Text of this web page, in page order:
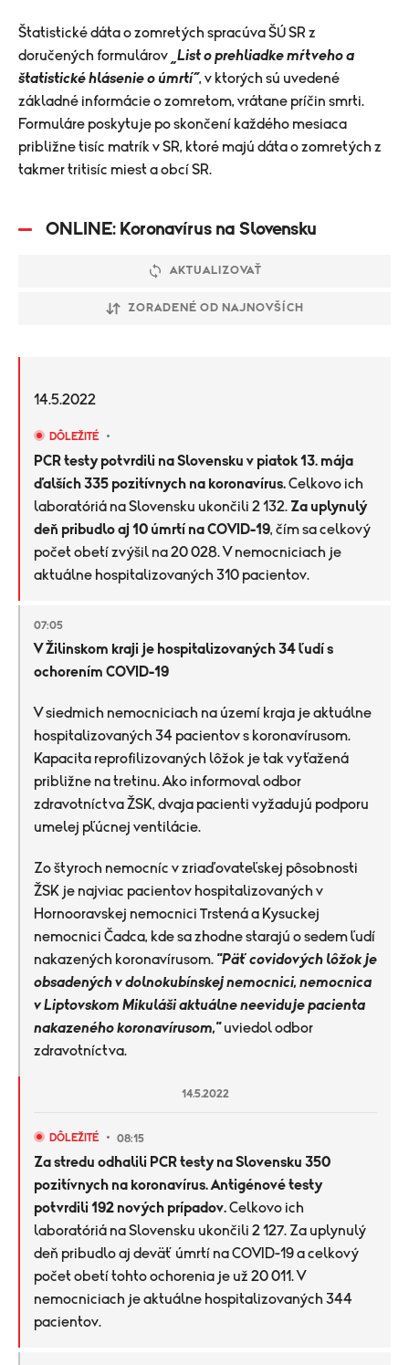
Štatistické dáta o zomretých spracúva ŠÚ SR z
doručených formulárov
„List o prehliadke mŕtveho a
štatistické hlásenie o úmrtí“, v ktorých sú uvedené
základné informácie o zomretom, vrátane príčin smrti.
Formuláre poskytuje po skončení každého mesiaca
približne tisíc matrík v SR, ktoré majú dáta o zomretých z
takmer tritisíc miest a obcí SR.
ONLINE: Koronavírus na Slovensku
AKTUALIZOVAŤ
ZORADENÉ OD NAJNOVŠÍCH
14.5.2022
DÔLEŽITÉ
PCR testy potvrdili na Slovensku v piatok 13. mája
ďalších 335 pozitívnych na koronavírus.Celkovo ich
laboratóriá na Slovensku ukončili 2 132. Za uplynulý
deň pribudlo aj 10 úmrtí na COVID-19, čím sa celkový
počet obetí zvýšil na 20 028. V nemocniciach je
aktuálne hospitalizovaných 310 pacientov.
07:05
V Žilinskom kraji je hospitalizovaných 34 ľudí s
ochorením COVID-19
V siedmich nemocniciach na území kraja je aktuálne
hospitalizovaných 34 pacientov s koronavírusom.
Kapacita reprofilizovaných lôžok je tak vyťažená
približne na tretinu. Ako informoval odbor
zdravotníctva ŽSK, dvaja pacienti vyžadujú podporu
umelej pľúcnej ventilácie.
Zo štyroch nemocníc v zriaďovateľskej pôsobnosti
ŽSK je najviac pacientov hospitalizovaných v
Hornooravskej nemocnici Trstená a Kysuckej
nemocnici Čadca, kde sa zhodne starajú o sedem ľudí
nakazených koronavírusom. "Päť covidových lôžok je
obsadených v dolnokubínskej nemocnici, nemocnica
v Liptovskom Mikuláši aktuálne neeviduje pacienta
nakazeného koronavírusom," uviedol odbor
zdravotníctva.
14.5.2022
08:15
DÔLEŽITÉ
Za stredu odhalili PCR testy na Slovensku 350
pozitívnych na koronavírus.Antigénové testy
potvrdili 192 nových prípadov.Celkovo ich
laboratóriá na Slovensku ukončili 2 127. Za uplynulý
deň pribudlo aj deväť úmrtí na COVID-19 a celkový
počet obetí tohto ochorenia je už 20 011. V
nemocniciach je aktuálne hospitalizovaných 344
pacientov.